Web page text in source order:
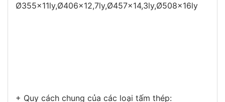
Ø355x11ly,Ø406×12,7ly,Ø457×14,3ly,Ø508x16ly
+ Quy cách chung của các loại tấm thép: